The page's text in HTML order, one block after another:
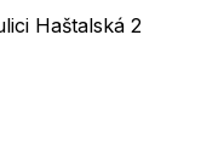
Haštalská 2